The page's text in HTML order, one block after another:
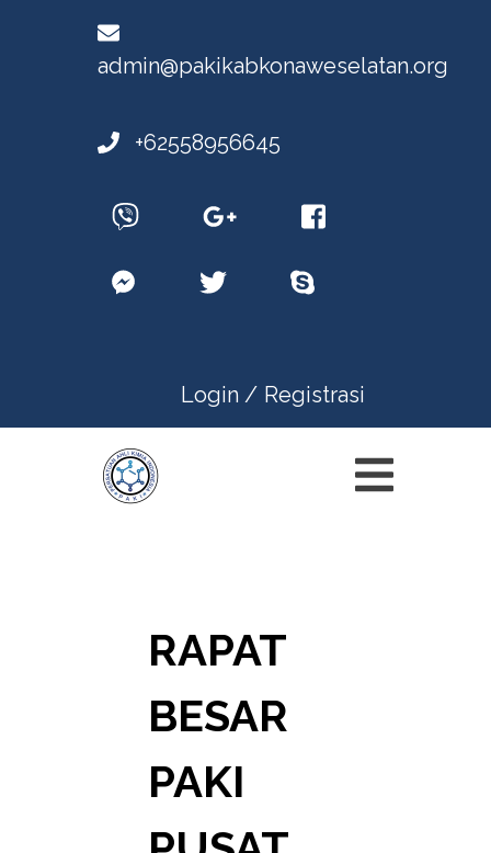
admin@pakikabkonaweselatan.org
+62558956645
Login / Registrasi
RAPAT
BESAR
PAKI